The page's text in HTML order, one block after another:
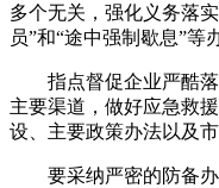
多个无关，强化义务落
员”和“途中强制歇息”
指点督促企业严酷落
主要渠道，做好应急救
设、主要政策办法以及
要采纳严密的防备办